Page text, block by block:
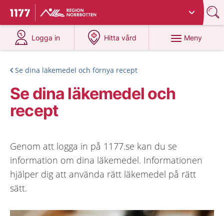
Till startsidan för 1177
Du har valt region
Logga in
på 1177.se
Hitta vård
på 1177.se
Meny
Se dina läkemedel och förnya recept
Se dina läkemedel och
recept
Genom att logga in på 1177.se kan du se
information om dina läkemedel. Informationen
hjälper dig att använda rätt läkemedel på rätt
sätt.